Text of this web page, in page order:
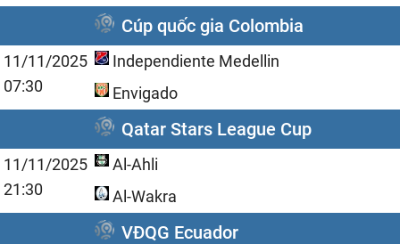
Cúp quốc gia Colombia
11/11/2025
07:30
Independiente Medellin
Envigado
Qatar Stars League Cup
11/11/2025
21:30
Al-Ahli
Al-Wakra
VĐQG Ecuador